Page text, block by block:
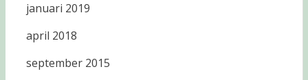
januari 2019
april 2018
september 2015